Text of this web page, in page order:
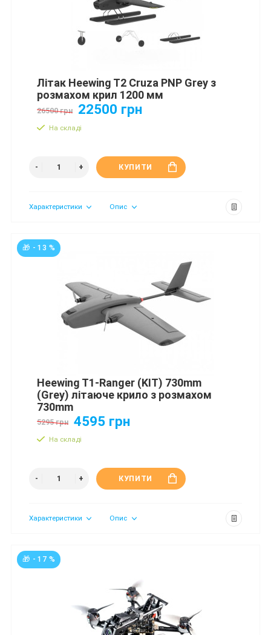
Літак Heewing T2 Cruza PNP Grey з
розмахом крил 1200 мм
26500 грн 22500 грн
На складі
КУПИТИ
Характеристики Опис
🎁 - 13 %
Heewing T1-Ranger (KIT) 730mm
(Grey) літаюче крило з розмахом
730mm
5295 грн 4595 грн
На складі
КУПИТИ
Характеристики Опис
🎁 - 17 %